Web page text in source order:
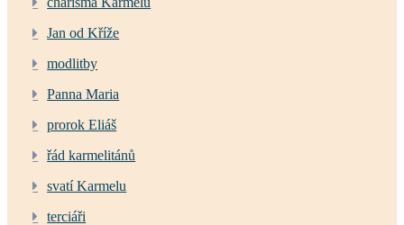
Jan od Kříže
modlitby
Panna Maria
prorok Eliáš
řád karmelitánů
svatí Karmelu
terciáři